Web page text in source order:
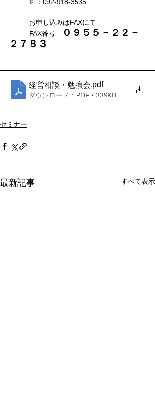
℡：092-918-3535
お申し込みはFAXにて
FAX番号
０９５５－２２－
２７８３
経営相談・勉強会.pdf
ダウンロード：PDF • 339KB
セミナー
最新記事 すべて表示